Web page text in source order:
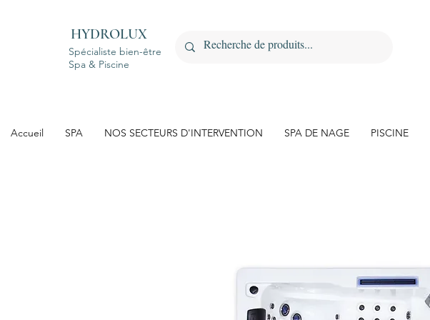
HYDROLUX
Spécialiste bien-être
Spa & Piscine
Accueil SPA NOS SECTEURS D'INTERVENTION SPA DE NAGE PISCINE